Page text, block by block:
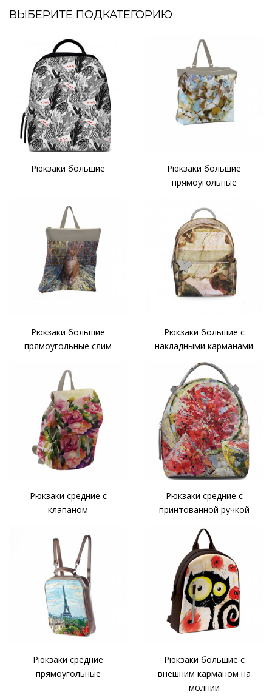
ВЫБЕРИТЕ ПОДКАТЕГОРИЮ
Рюкзаки большие
Рюкзаки большие
прямоугольные
Рюкзаки большие
прямоугольные слим
Рюкзаки большие с
накладными карманами
Рюкзаки средние с
клапаном
Рюкзаки средние с
принтованной ручкой
Рюкзаки средние
прямоугольные
Рюкзаки большие с
внешним карманом на
молнии